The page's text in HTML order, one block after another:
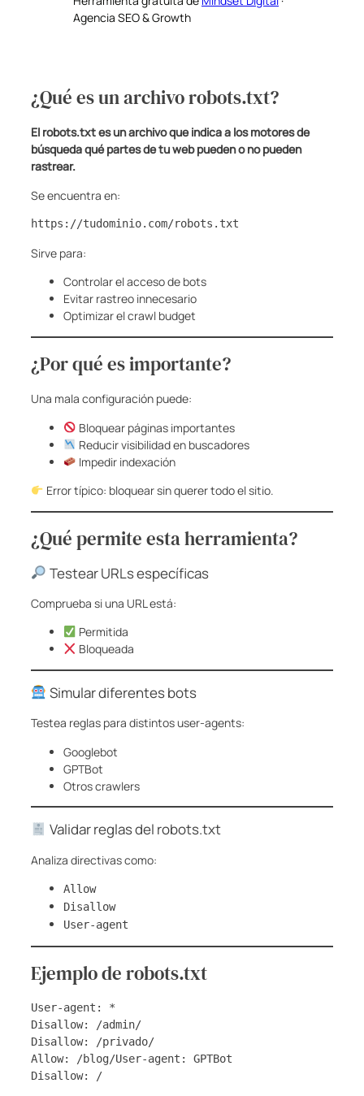
Agencia SEO & Growth
¿Qué es un archivo robots.txt?
El robots.txt es un archivo que indica a los motores de
búsqueda qué partes de tu web pueden o no pueden
rastrear.
Se encuentra en:
https://tudominio.com/robots.txt
Sirve para:
Controlar el acceso de bots
Evitar rastreo innecesario
Optimizar el crawl budget
¿Por qué es importante?
Una mala configuración puede:
Bloquear páginas importantes
Reducir visibilidad en buscadores
Impedir indexación
Error típico: bloquear sin querer todo el sitio.
¿Qué permite esta herramienta?
Testear URLs específicas
Comprueba si una URL está:
Permitida
Bloqueada
Simular diferentes bots
Testea reglas para distintos user-agents:
Googlebot
GPTBot
Otros crawlers
Validar reglas del robots.txt
Analiza directivas como:
Allow
Disallow
User-agent
Ejemplo de robots.txt
User-agent: *
Disallow: /admin/
Disallow: /privado/
Allow: /blog/User-agent: GPTBot
Disallow: /